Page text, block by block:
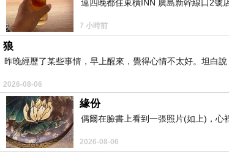
連四晚都住東橫INN 廣島新幹線口2號
7 小時前
狼
昨晚經歷了某些事情，早上醒來，覺得心情不太好。坦白
2026-08-06
緣份
偶爾在臉書上看到一張照片(如上)，心
2026-08-06